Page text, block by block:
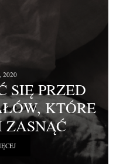
2020
SIĘ PRZED
KTÓRE
ZASNĄĆ